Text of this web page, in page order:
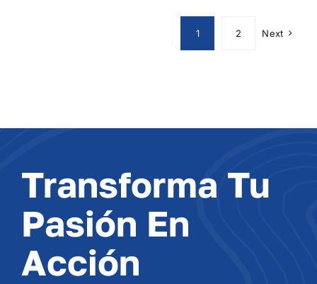
1 2 Next
Transforma Tu
Pasión En
Acción